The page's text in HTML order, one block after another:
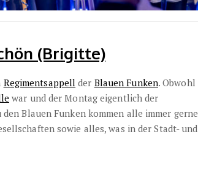
(Brigitte)
Regimentsappell der Blauen Funken. Obwohl
war und der Montag eigentlich der
Blauen Funken kommen alle immer gerne
sowie alles, was in der Stadt- und